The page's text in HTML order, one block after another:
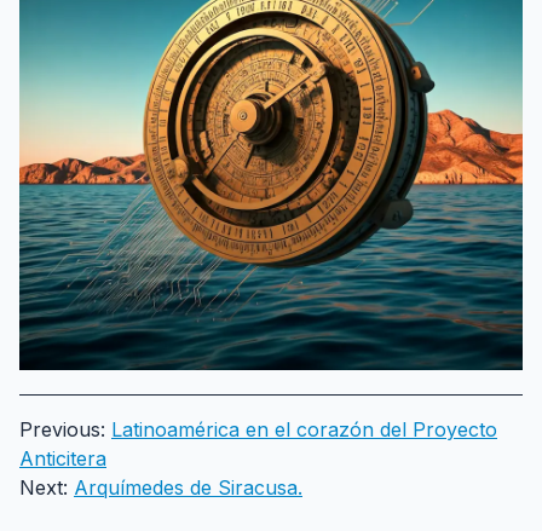
Previous: Latinoamérica en el corazón del Proyecto
Anticitera
Next: Arquímedes de Siracusa.